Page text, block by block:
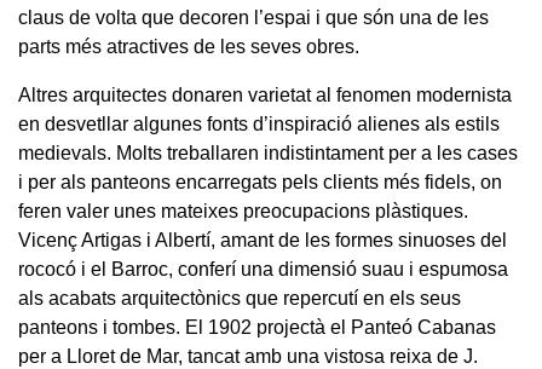
claus de volta que decoren l’espai i que són una de les
parts més atractives de les seves obres.
Altres arquitectes donaren varietat al fenomen modernista
en desvetllar algunes fonts d’inspiració alienes als estils
medievals. Molts treballaren indistintament per a les cases
i per als panteons encarregats pels clients més fidels, on
feren valer unes mateixes preocupacions plàstiques.
Vicenç Artigas i Albertí, amant de les formes sinuoses del
rococó i el Barroc, conferí una dimensió suau i espumosa
als acabats arquitectònics que repercutí en els seus
panteons i tombes. El 1902 projectà el Panteó Cabanas
per a Lloret de Mar, tancat amb una vistosa reixa de J.